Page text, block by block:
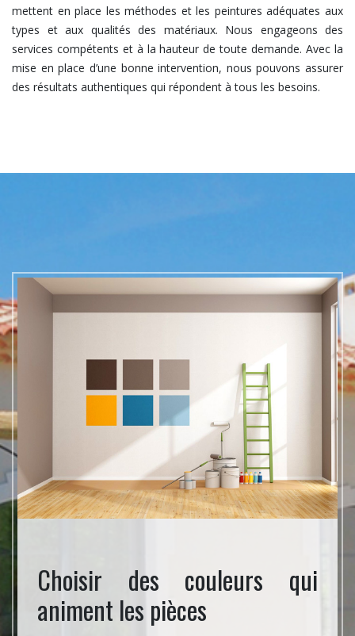
mettent en place les méthodes et les peintures adéquates aux
types et aux qualités des matériaux. Nous engageons des
services compétents et à la hauteur de toute demande. Avec la
mise en place d’une bonne intervention, nous pouvons assurer
des résultats authentiques qui répondent à tous les besoins.
Choisir des couleurs qui
animent les pièces